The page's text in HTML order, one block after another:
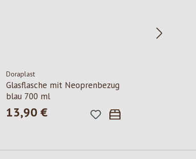
Doraplast
Glasflasche mit Neoprenbezug
blau 700 ml
Regulärer Preis:
13,90 €